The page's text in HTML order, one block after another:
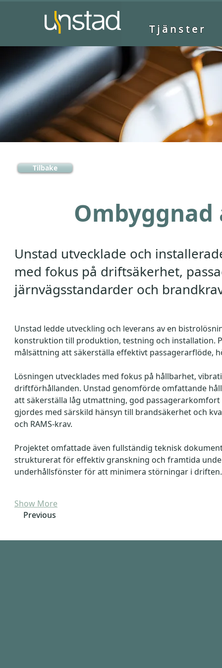
Tjänster
Tilbake
Ombyggnad
Unstad utvecklade och
med fokus på driftsäkerhet,
järnvägsstandarder och
Unstad ledde utveckling och leverans av en
konstruktion till produktion, testning och installation.
målsättning att säkerställa effektivt passagerarflöde,
Lösningen utvecklades med fokus på hållbarhet,
driftförhållanden. Unstad genomförde omfattande
att säkerställa låg utmattning, god
gjordes med särskild hänsyn till brandsäkerhet och
och RAMS-krav.
Projektet omfattade även fullständig teknisk
strukturerat för effektiv granskning och framtida
underhållsfönster för att minimera störningar i driften.
Show More
Previous